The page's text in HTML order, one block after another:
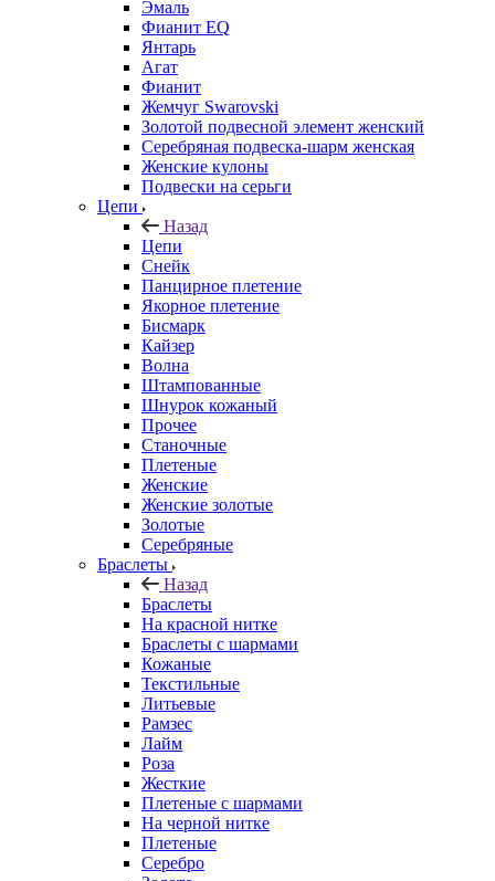
Эмаль
Фианит EQ
Янтарь
Агат
Фианит
Жемчуг Swarovski
Золотой подвесной элемент женcкий
Серебряная подвеска-шарм женская
Женские кулоны
Подвески на серьги
Цепи
Назад
Цепи
Снейк
Панцирное плетение
Якорное плетение
Бисмарк
Кайзер
Волна
Штампованные
Шнурок кожаный
Прочее
Станочные
Плетеные
Женские
Женские золотые
Золотые
Серебряные
Браслеты
Назад
Браслеты
На красной нитке
Браслеты с шармами
Кожаные
Текстильные
Литьевые
Рамзес
Лайм
Роза
Жесткие
Плетеные с шармами
На черной нитке
Плетеные
Серебро